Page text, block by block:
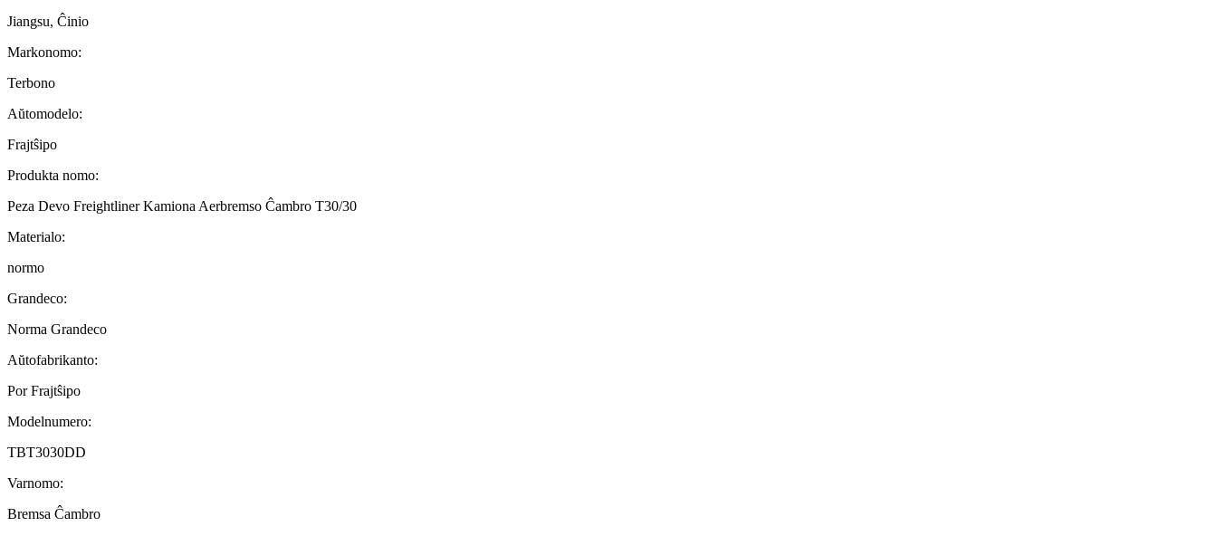
Jiangsu, Ĉinio
Markonomo:
Terbono
Aŭtomodelo:
Frajtŝipo
Produkta nomo:
Peza Devo Freightliner Kamiona Aerbremso Ĉambro T30/30
Materialo:
normo
Grandeco:
Norma Grandeco
Aŭtofabrikanto:
Por Frajtŝipo
Modelnumero:
TBT3030DD
Varnomo:
Bremsa Ĉambro